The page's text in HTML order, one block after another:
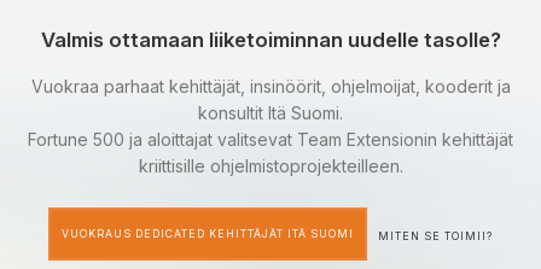
Valmis ottamaan liiketoiminnan uudelle tasolle?
Vuokraa parhaat kehittäjät, insinöörit, ohjelmoijat, kooderit ja
konsultit Itä Suomi.
Fortune 500 ja aloittajat valitsevat Team Extensionin kehittäjät
kriittisille ohjelmistoprojekteilleen.
VUOKRAUS DEDICATED KEHITTÄJÄT ITÄ SUOMI MITEN SE TOIMII?